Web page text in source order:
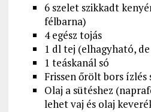
6 szelet szikkadt
félbarna)
4 egész tojás
1 dl tej (elhagyható,
1 teáskanál só
Frissen őrölt bors ízlés
Olaj a sütéshez
lehet vaj és olaj